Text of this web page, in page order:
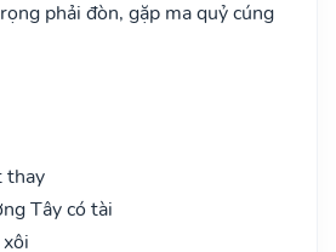
phải đòn, gặp ma quỷ cúng
thay
Tây có tài